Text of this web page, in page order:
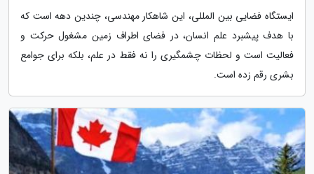
ایستگاه فضایی بین المللی، این شاهکار مهندسی، چندین دهه است که
با هدف پیشبرد علم انسان، در فضای اطراف زمین مشغول حرکت و
فعالیت است و لحظات چشمگیری را نه فقط در علم، بلکه برای جوامع
بشری رقم زده است.